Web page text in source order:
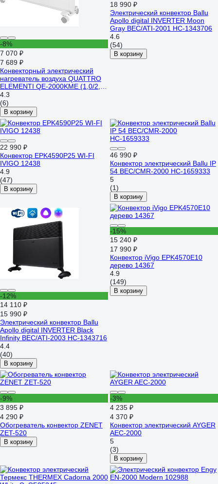
-8%
7 070 ₽
7 689 ₽
Конвекторный электрический
нагреватель воздуха QUATTRO
ELEMENTI QE-2000KME (1,0/2,0
кВт, с эл.блоком управления,
ТЭН монолит.) 915-472
4.3
(6)
В корзину
18 990 ₽
Электрический конвектор Ballu
Apollo digital INVERTER Moon
Gray BEC/ATI-2001 НС-1343706
4.6
(54)
В корзину
22 990 ₽
Конвектор EPK4590P25 WI-FI
IVIGO 12438
4.9
(47)
В корзину
46 990 ₽
Конвектор электрический Ballu IP
54 BEC/CMR-2000 НС-1659333
5
(1)
В корзину
-12%
14 110 ₽
15 990 ₽
Электрический конвектор Ballu
Apollo digital INVERTER Black
Infinity BEC/ATI-2003 НС-1343716
4.4
(40)
В корзину
-15%
15 240 ₽
17 990 ₽
Конвектор iVigo EPK4570E10
дерево 14367
4.9
(149)
В корзину
-9%
3 895 ₽
4 290 ₽
Обогреватель конвектор ZENET
ZET-520
В корзину
-3%
4 235 ₽
4 370 ₽
Конвектор электрический AYGER
AEC-2000
5
(3)
В корзину